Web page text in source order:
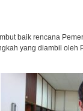
baik rencana
yang diambil oleh